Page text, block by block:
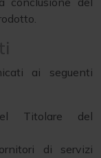
ai seguenti
Titolare del
di servizi